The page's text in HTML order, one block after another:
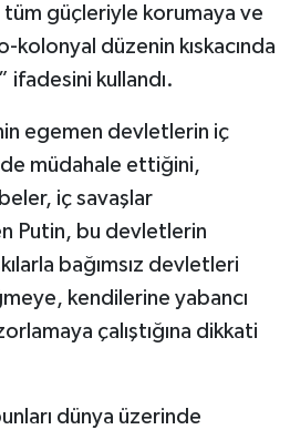
güçleriyle korumaya ve
kolonyal düzenin kıskacında
ifadesini kullandı.
egemen devletlerin iç
müdahale ettiğini,
iç savaşlar
Putin, bu devletlerin
bağımsız devletleri
kendilerine yabancı
çalıştığına dikkati
dünya üzerinde